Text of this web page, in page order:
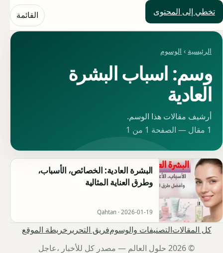
تخطي إلى المحتوى
حلول العالم القائمة
الرئيسية › الوسوم
وسم: اسباب البشرة
العادية
أرشيف مقالات هذا الوسم.
1 مقال — الصفحة 1 من 1
البشرة العادية: الخصائص، الأسباب،
وطرق العناية المثالية
Qahtan · 2026-01-19
كل المقالاتالتصنيفات والوسومفريق التحرير خريطة الموقع
© 2026 حلول العالم — مصدر كل للأخبار ،عاجل